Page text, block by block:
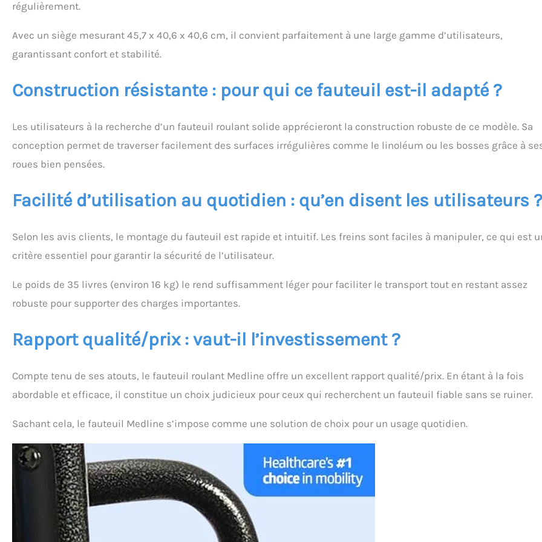
régulièrement.
Avec un siège mesurant 45,7 x 40,6 x 40,6 cm, il convient parfaitement à une large gamme d’utilisateurs,
garantissant confort et stabilité.
Construction résistante : pour qui ce fauteuil est-il adapté ?
Les utilisateurs à la recherche d’un fauteuil roulant solide apprécieront la construction robuste de ce modèle. Sa
conception permet de traverser facilement des surfaces irrégulières comme le linoléum ou les bosses grâce à
roues bien pensées.
Facilité d’utilisation au quotidien : qu’en disent les utilisateurs ?
Selon les avis clients, le montage du fauteuil est rapide et intuitif. Les freins sont faciles à manipuler, ce qui est
critère essentiel pour garantir la sécurité de l’utilisateur.
Le poids de 35 livres (environ 16 kg) le rend suffisamment léger pour faciliter le transport tout en restant assez
robuste pour supporter des charges importantes.
Rapport qualité/prix : vaut-il l’investissement ?
Compte tenu de ses atouts, le fauteuil roulant Medline offre un excellent rapport qualité/prix. En étant à la fois
abordable et efficace, il constitue un choix judicieux pour ceux qui recherchent un fauteuil fiable sans se ruiner.
Sachant cela, le fauteuil Medline s’impose comme une solution de choix pour un usage quotidien.